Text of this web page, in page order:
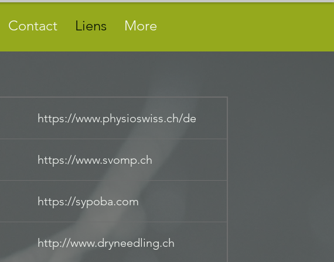
Contact Liens More
https://www.physioswiss.ch/de
https://www.svomp.ch
https://sypoba.com
http://www.dryneedling.ch